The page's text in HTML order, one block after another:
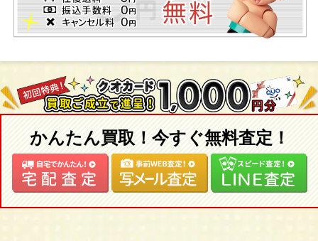
かんたん買取！今すぐ無料査定！